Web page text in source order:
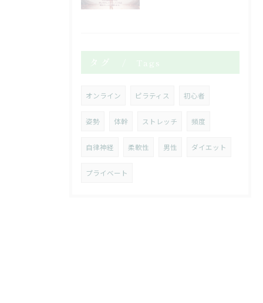
タグ Tags
オンライン ピラティス 初心者
姿勢 体幹 ストレッチ 頻度
自律神経 柔軟性 男性 ダイエット
プライベート